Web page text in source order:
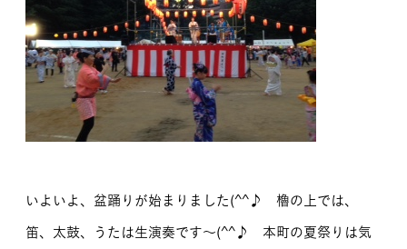
いよいよ、盆踊りが始まりました(^^♪ 櫓の上では、
笛、太鼓、うたは生演奏です～(^^♪ 本町の夏祭りは気